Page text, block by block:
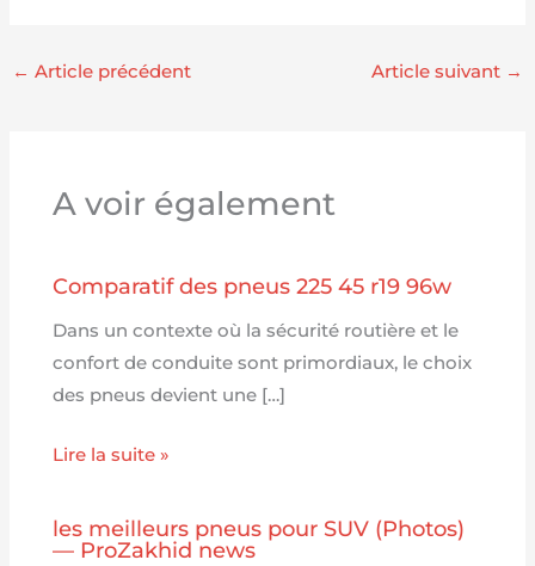
← Article précédent Article suivant →
A voir également
Comparatif des pneus 225 45 r19 96w
Dans un contexte où la sécurité routière et le
confort de conduite sont primordiaux, le choix
des pneus devient une […]
Lire la suite »
les meilleurs pneus pour SUV (Photos)
— ProZakhid news